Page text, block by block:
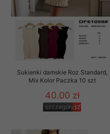
Sukienki damskie Roz Standard,
Mix Kolor Paczka 10 szt
40.00 zł
szczegóły